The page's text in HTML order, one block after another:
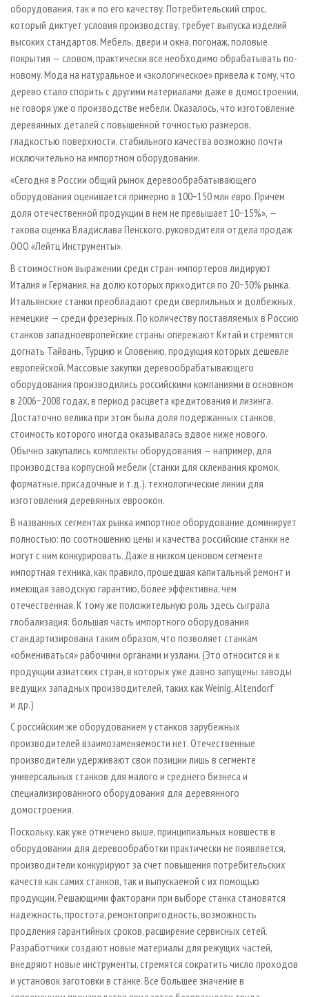
оборудования, так и по его качеству. Потребительский спрос,
который диктует условия производству, требует выпуска изделий
высоких стандартов. Мебель, двери и окна, погонаж, половые
покрытия — словом, практически все необходимо обрабатывать по-
новому. Мода на натуральное и «экологическое» привела к тому, что
дерево стало спорить с другими материалами даже в домостроении,
не говоря уже о производстве мебели. Оказалось, что изготовление
деревянных деталей с повышенной точностью размеров,
гладкостью поверхности, стабильного качества возможно почти
исключительно на импортном оборудовании.
«Сегодня в России общий рынок деревообрабатывающего
оборудования оценивается примерно в 100−150 млн евро. Причем
доля отечественной продукции в нем не превышает 10−15%», —
такова оценка Владислава Пенского, руководителя отдела продаж
ООО «Лейтц Инструменты».
В стоимостном выражении среди стран­-импортеров лидируют
Италия и Германия, на долю которых приходится по 20−30% рынка.
Итальянские станки преобладают среди сверлильных и долбежных,
немецкие — среди фрезерных. По количеству поставляемых в Россию
станков западноевропейские страны опережают Китай и стремятся
догнать Тайвань, Турцию и Словению, продукция которых дешевле
европейской. Массовые закупки деревообрабатывающего
оборудования производились российскими компаниями в основном
в 2006−2008 годах, в период расцвета кредитования и лизинга.
Достаточно велика при этом была доля подержанных станков,
стоимость которого иногда оказывалась вдвое ниже нового.
Обычно закупались комплекты оборудования — например, для
производства корпусной мебели (станки для склеивания кромок,
форматные, присадочные и т.д.), технологические линии для
изготовления деревянных евроокон.
В названных сегментах рынка импортное оборудование доминирует
полностью: по соотношению цены и качества российские станки не
могут с ним конкурировать. Даже в низком ценовом сегменте
импортная техника, как правило, прошедшая капитальный ремонт и
имеющая заводскую гарантию, более эффективна, чем
отечественная. К тому же положительную роль здесь сыграла
глобализация: большая часть импортного оборудования
стандартизирована таким образом, что позволяет станкам
«обмениваться» рабочими органами и узлами. (Это относится и к
продукции азиатских стран, в которых уже давно запущены заводы
ведущих западных производителей, таких как Weinig, Altendorf
и др.)
С российским же оборудованием у станков зарубежных
производителей взаимозаменяемости нет. Отечественные
производители удерживают свои позиции лишь в сегменте
универсальных станков для малого и среднего бизнеса и
специализированного оборудования для деревянного
домостроения.
Поскольку, как уже отмечено выше, принципиальных новшеств в
оборудовании для деревообработки практически не появляется,
производители конкурируют за счет повышения потребительских
качеств как самих станков, так и выпускаемой с их помощью
продукции. Решающими факторами при выборе станка становятся
надежность, простота, ремонтопригодность, возможность
продления гарантийных сроков, расширение сервисных сетей.
Разработчики создают новые материалы для режущих частей,
внедряют новые инструменты, стремятся сократить число проходов
и установок заготовки в станке. Все большее значение в